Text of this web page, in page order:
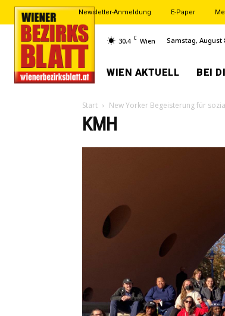
Newsletter-Anmeldung E-Paper
30.4 C Wien Samstag, August
WIEN AKTUELL BEI
Start New Yorker Begeisterung für
KMH